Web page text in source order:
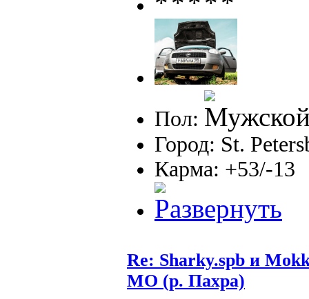
Пол:
Город: St.
Карма: +53/-13
Re: Sharky.spb и
МО (р. Пахра)